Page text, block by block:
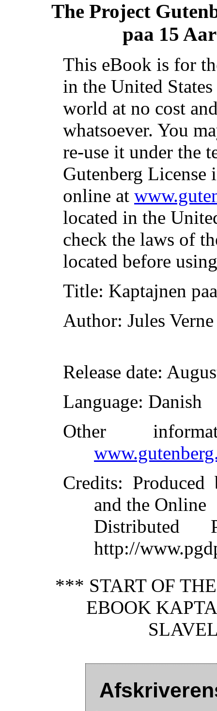
The Project
paa 15
This eBook is for
in the United
world at no cost
whatsoever. You
re-use it under the
Gutenberg
online at
located in the
check the laws of
located before
Title: Kaptajnen
Author: Jules Verne
Release date:
Language: Danish
Other
Credits: Produced
and the Online
Distributed
http://
*** START OF
EBOOK